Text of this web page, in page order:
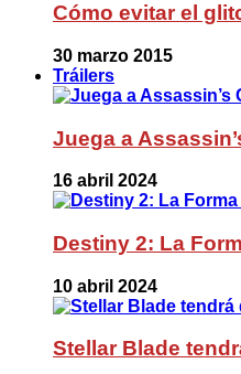
Cómo evitar el
30 marzo 2015
Tráilers
Juega a
16 abril 2024
Destiny 2: La
10 abril 2024
Stellar Blade